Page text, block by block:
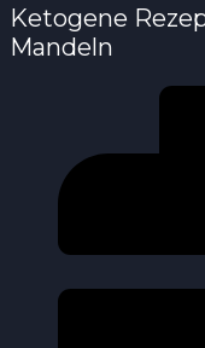
Ketogene
Mandeln